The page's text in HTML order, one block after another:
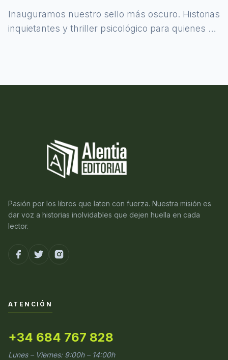
Inauguramos nuestro sello más oscuro. Historias
inquietantes y thriller psicológico para quienes se
Pasión por los libros que laten con fuerza. Nuestra misión es
dar voz a historias inolvidables que dejen huella en cada
lector.
ATENCIÓN
+34 684 767 828
Lunes – Viernes: 9:00h – 14:00h